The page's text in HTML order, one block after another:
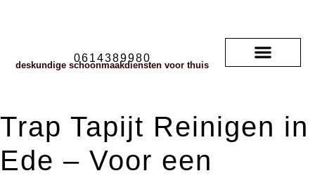
0614389980
deskundige schoonmaakdiensten voor thuis
Trap Tapijt Reinigen in
Ede – Voor een